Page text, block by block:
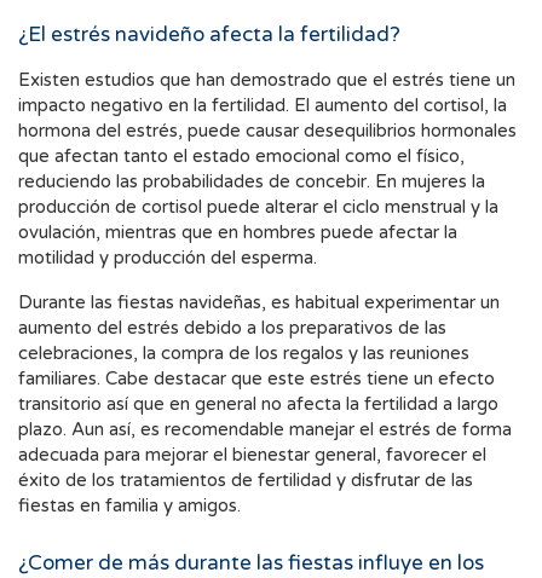
¿El estrés navideño afecta la fertilidad?
Existen estudios que han demostrado que el estrés tiene un
impacto negativo en la fertilidad. El aumento del cortisol, la
hormona del estrés, puede causar desequilibrios hormonales
que afectan tanto el estado emocional como el físico,
reduciendo las probabilidades de concebir. En mujeres la
producción de cortisol puede alterar el ciclo menstrual y la
ovulación, mientras que en hombres puede afectar la
motilidad y producción del esperma.
Durante las fiestas navideñas, es habitual experimentar un
aumento del estrés debido a los preparativos de las
celebraciones, la compra de los regalos y las reuniones
familiares. Cabe destacar que este estrés tiene un efecto
transitorio así que en general no afecta la fertilidad a largo
plazo. Aun así, es recomendable manejar el estrés de forma
adecuada para mejorar el bienestar general, favorecer el
éxito de los tratamientos de fertilidad y disfrutar de las
fiestas en familia y amigos.
¿Comer de más durante las fiestas influye en los